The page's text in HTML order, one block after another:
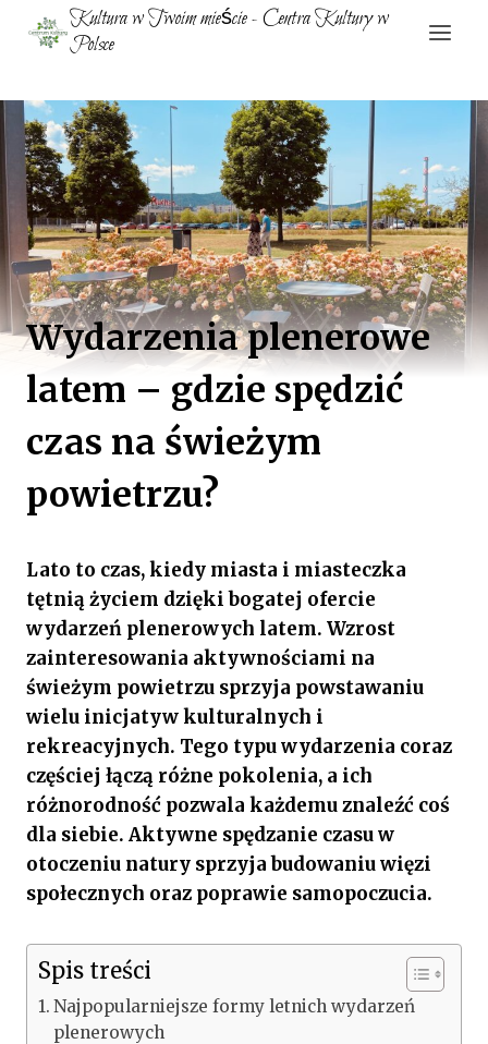
Przejdź Kultura w Twoim mieście - Centra Kultury w
Polsce
Wydarzenia plenerowe
latem – gdzie spędzić
czas na świeżym
powietrzu?
Lato to czas, kiedy miasta i miasteczka
tętnią życiem dzięki bogatej ofercie
wydarzeń plenerowych latem. Wzrost
zainteresowania aktywnościami na
świeżym powietrzu sprzyja powstawaniu
wielu inicjatyw kulturalnych i
rekreacyjnych. Tego typu wydarzenia coraz
częściej łączą różne pokolenia, a ich
różnorodność pozwala każdemu znaleźć coś
dla siebie. Aktywne spędzanie czasu w
otoczeniu natury sprzyja budowaniu więzi
społecznych oraz poprawie samopoczucia.
Spis treści
Najpopularniejsze formy letnich wydarzeń
plenerowych